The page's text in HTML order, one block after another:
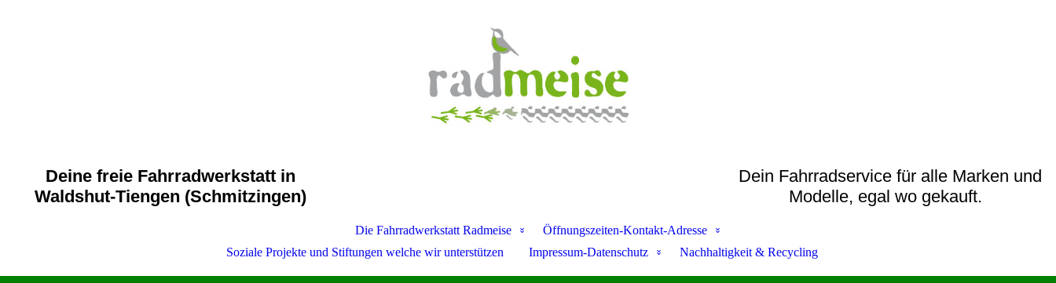
Deine freie Fahrradwerkstatt in
Waldshut-Tiengen (Schmitzingen)
Dein Fahrradservice für alle Marken und
Modelle, egal wo gekauft.
Die Fahrradwerkstatt Radmeise
Öffnungszeiten-Kontakt-Adresse
Soziale Projekte und Stiftungen welche wir unterstützen
Impressum-Datenschutz Nachhaltigkeit & Recycling